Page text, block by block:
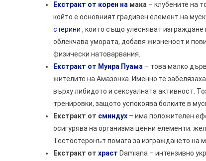
Екстракт от корен на мака – клубените на
който е основният градивен елемент на
стерини , които също улесняват
облекчава умората, добавя жизненост и
физически натоварвания.
Екстракт от Муира Пуама – това малко
жителите на Амазонка. Именно те
върху либидото и сексуалната активност.
тренировки, защото успокоява болките в
Екстракт от сминдух – има положителен
осигурява на организма ценни елементи:
Тестостеронът помага за изграждането на
Екстракт от храст Damiana – интензивно